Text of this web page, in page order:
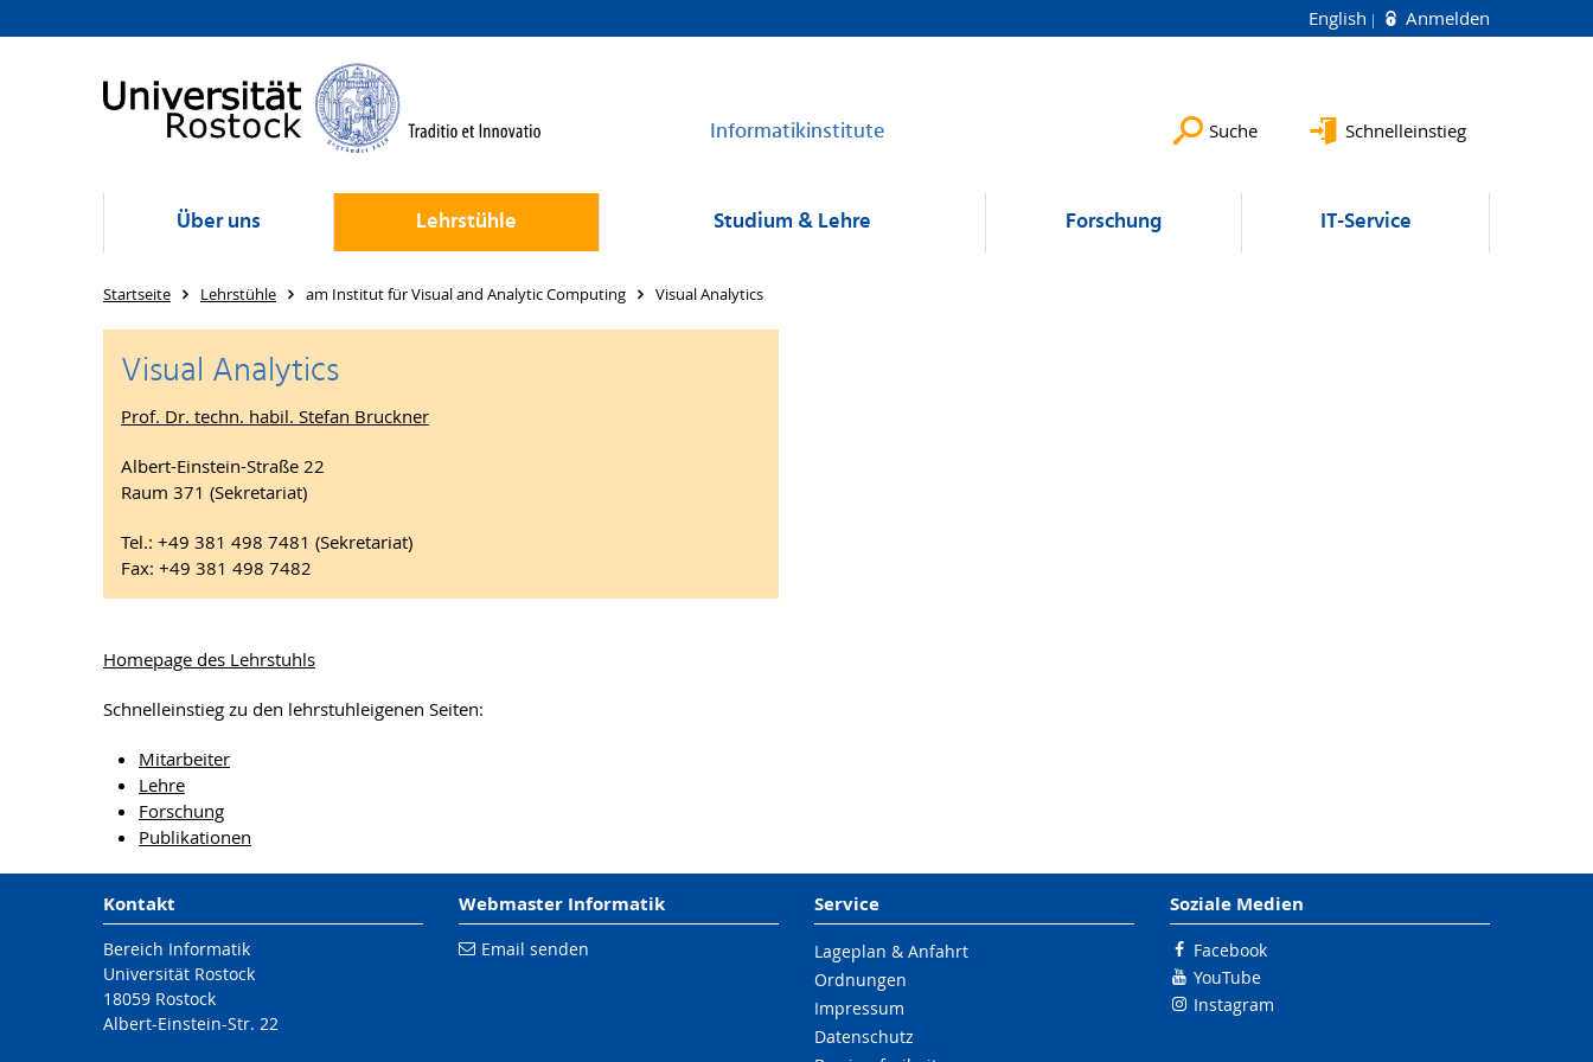
English Anmelden
Informatikinstitute Suche Schnelleinstieg
Über uns Lehrstühle Studium & Lehre Forschung IT-Service
Startseite Lehrstühle am Institut für Visual and Analytic Computing Visual Analytics
Visual Analytics
Prof. Dr. techn. habil. Stefan Bruckner
Albert-Einstein-Straße 22
Raum 371 (Sekretariat)
Tel.: +49 381 498 7481 (Sekretariat)
Fax: +49 381 498 7482
Homepage des Lehrstuhls
Schnelleinstieg zu den lehrstuhleigenen Seiten:
Mitarbeiter
Lehre
Forschung
Publikationen
Kontakt
Bereich Informatik
Universität Rostock
18059 Rostock
Albert-Einstein-Str. 22
Webmaster Informatik
Email senden
Service
Lageplan & Anfahrt
Ordnungen
Impressum
Datenschutz
Soziale Medien
Facebook
YouTube
Instagram